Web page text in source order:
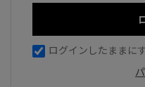
ログインしたままに